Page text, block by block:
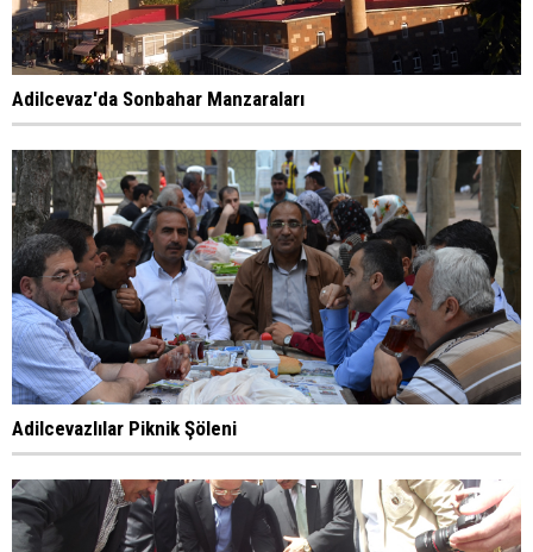
Adilcevaz'da Sonbahar Manzaraları
Adilcevazlılar Piknik Şöleni